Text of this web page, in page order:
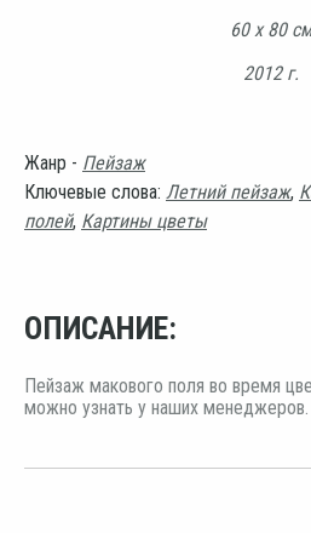
60 х 80 см
2012 г.
Жанр - Пейзаж
Ключевые слова: Летний пейзаж,
полей, Картины цветы
ОПИСАНИЕ:
Пейзаж макового поля во время
можно узнать у наших менеджеров.